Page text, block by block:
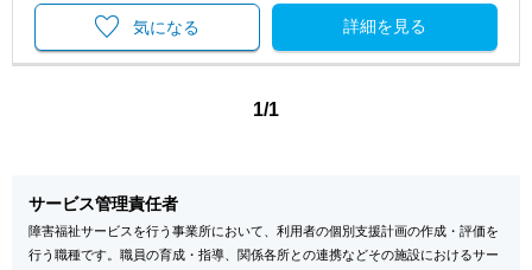
詳細を見る
気になる
1/1
サービス管理責任者
障害福祉サービスを行う事業所において、利用者の個別支援計画の作成・評価を
行う職種です。職員の育成・指導、関係各所との連携などその施設におけるサー